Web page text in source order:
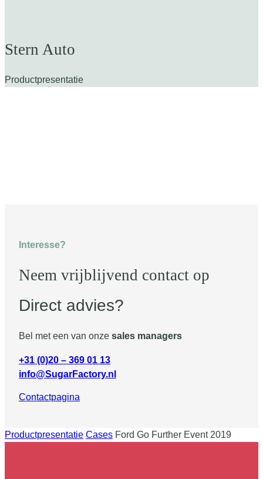
Stern Auto
Productpresentatie
Interesse?
Neem vrijblijvend contact op
Direct advies?
Bel met een van onze sales managers
+31 (0)20 – 369 01 13
info@SugarFactory.nl
Contactpagina
Productpresentatie Cases Ford Go Further Event 2019